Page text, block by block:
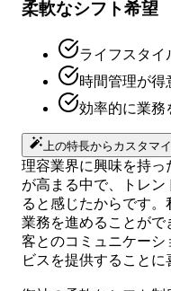
柔軟なシフト希望
ライフスタイ
時間管理が得
効率的に業務
上の特長からカスタマ
理容業界に興味を持
が高まる中で、トレ
ると感じたからです
業務を進めることが
客とのコミュニケー
ビスを提供することに